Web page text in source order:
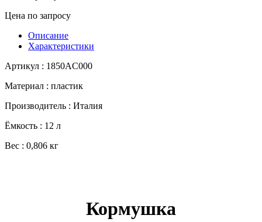
Цена по запросу
Описание
Характеристики
Артикул : 1850AC000
Материал : пластик
Производитель : Италия
Ёмкость : 12 л
Вес : 0,806 кг
Кормушка